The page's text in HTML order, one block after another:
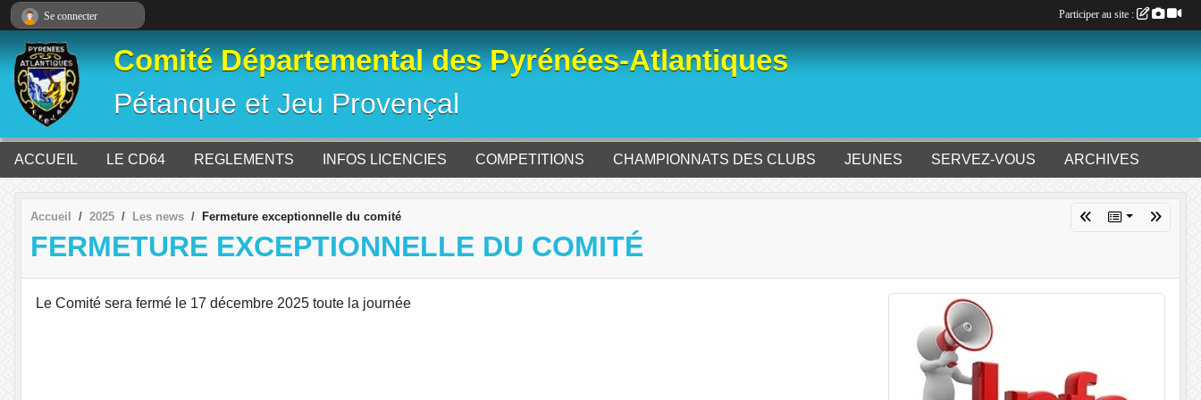
Comité Départemental des Pyrénées-Atlantiques
Pétanque et Jeu Provençal
ACCUEIL LE CD64 REGLEMENTS INFOS LICENCIES COMPETITIONS CHAMPIONNATS DES CLUBS JEUNES SERVEZ-VOUS ARCHIVES
Accueil 2025 Les news Fermeture exceptionnelle du comité
FERMETURE EXCEPTIONNELLE DU COMITÉ
Le Comité sera fermé le 17 décembre 2025 toute la journée
Se connecter Participer au site :
Panneau de gestion des cookies